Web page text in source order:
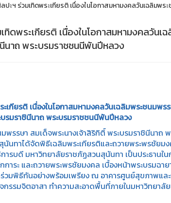
ะฯ ร่วมเทิดพระเกียรติ เนื่องในโอกาสมหามงคลวันเฉลิมพร
ดพระเกียรติ เนื่องในโอกาสมหามงคลวันเ
นาถ พระบรมราชชนนีพันปีหลวง
เกียรติ เนื่องในโอกาสมหามงคลวันเฉลิมพระชนมพร
รมราชินีนาถ พระบรมราชชนนีพันปีหลวง
รษา สมเด็จพระนางเจ้าสิริกิติ์ พระบรมราชินีนาถ
นทาได้จัดพิธีเฉลิมพระเกียรติและถวายพระพรชัยม
รบดี มหาวิทยาลัยราชภัฏสวนสุนันทา เป็นประธานใ
าระ และถวายพระพรชัยมงคล เบื้องหน้าพระบรมฉ
วมพิธีกันอย่างพร้อมเพรียง ณ อาคารศูนย์สุขภาพแล
รรมจิตอาสา ทำความสะอาดพื้นที่ภายในมหาวิทยาลั